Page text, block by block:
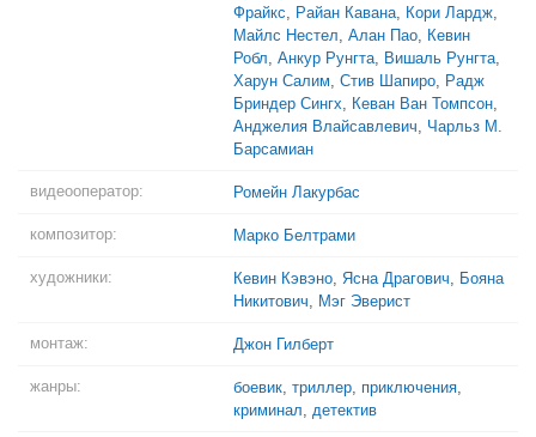
Фрайкс, Райан Кавана, Кори Лардж,
Майлс Нестел, Алан Пао, Кевин
Робл, Анкур Рунгта, Вишаль Рунгта,
Харун Салим, Стив Шапиро, Радж
Бриндер Сингх, Кеван Ван Томпсон,
Анджелия Влайсавлевич, Чарльз М.
Барсамиан
видеооператор: Ромейн Лакурбас
композитор: Марко Белтрами
художники: Кевин Кэвэно, Ясна Драгович, Бояна
Никитович, Мэг Эверист
монтаж: Джон Гилберт
жанры: боевик, триллер, приключения,
криминал, детектив